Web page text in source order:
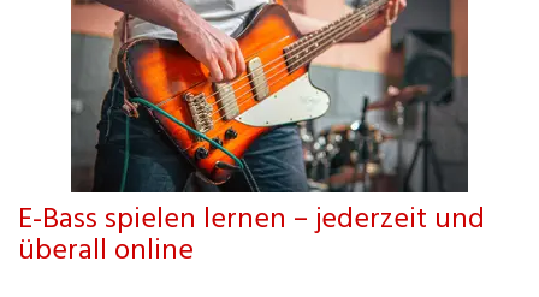
E-Bass spielen lernen – jederzeit und
überall online